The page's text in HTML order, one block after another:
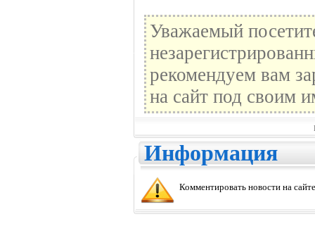
Уважаемый
рекомендуем вам
на сайт под своим
Информация
Комментировать новости на